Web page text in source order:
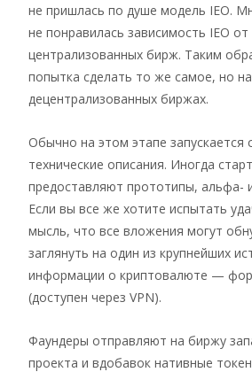
не пришлась по душе модель IEO.
не понравилась зависимость IEO
централизованных бирж. Таким
попытка сделать то же самое, но на
децентрализованных биржах.
Обычно на этом этапе запускается
технические описания. Иногда
предоставляют прототипы, альфа-
Если вы все же хотите испытать
мысль, что все вложения могут
заглянуть на один из крупнейших
информации о криптовалюте —
(доступен через VPN).
Фаундеры отправляют на биржу
проекта и вдобавок нативные